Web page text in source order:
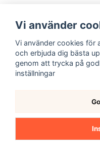
Copyright ©2026Evermarket.se
Vi använder
Vi använder cookies för
och erbjuda dig bästa
genom att trycka på
inställningar